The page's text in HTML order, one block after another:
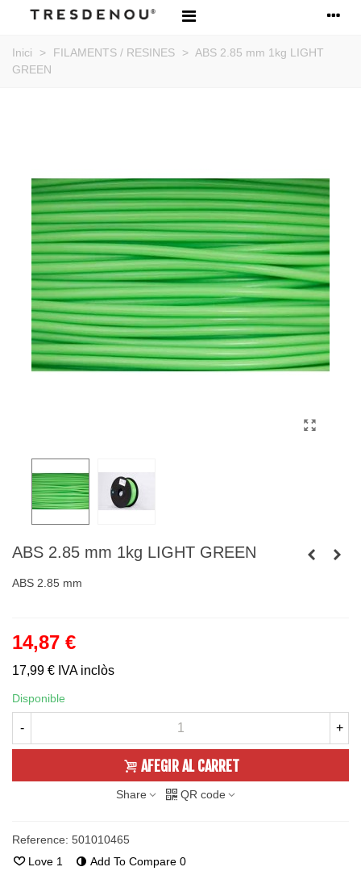
Inici > FILAMENTS / RESINES > ABS 2.85 mm 1kg LIGHT
GREEN
ABS 2.85 mm 1kg LIGHT GREEN
ABS 2.85 mm
14,87 €
17,99 € IVA inclòs
Disponible
- +
AFEGIR AL CARRET
Share QR code
Reference: 501010465
Love 1 Add To Compare 0